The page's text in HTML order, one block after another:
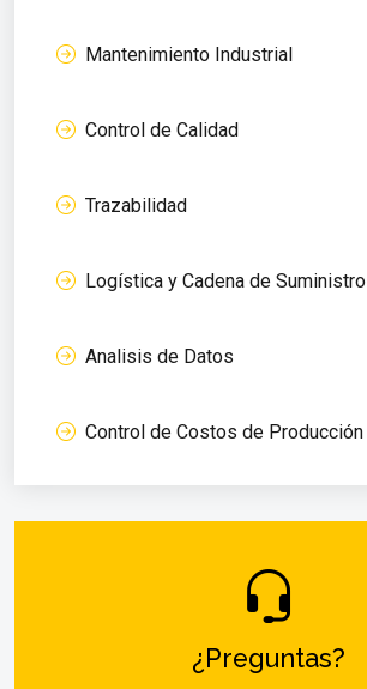
Mantenimiento Industrial
Control de Calidad
Trazabilidad
Logística y Cadena de Suministro
Analisis de Datos
Control de Costos de Producción
¿Preguntas?